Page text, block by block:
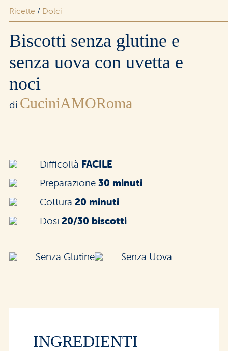
Area riservata rivenditori
Ricette / Dolci
Biscotti senza glutine e
senza uova con uvetta e
noci
di CuciniAMORoma
Difficoltà FACILE
Preparazione 30 minuti
Cottura 20 minuti
Dosi 20/30 biscotti
Senza Glutine Senza Uova
INGREDIENTI